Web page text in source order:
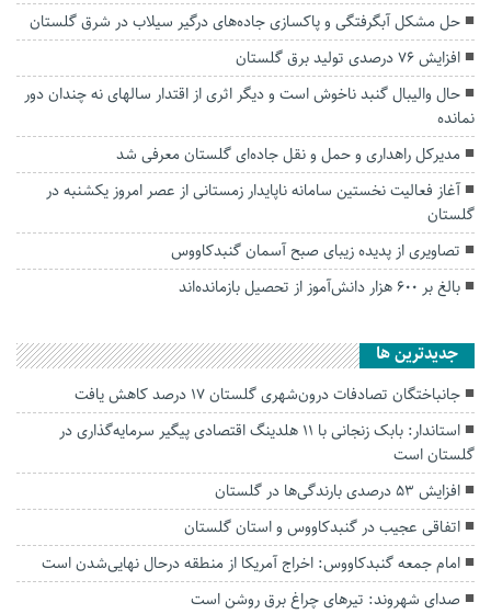
حل مشکل آبگرفتگی و پاکسازی جاده‌های درگیر سیلاب در شرق گلستان
افزایش ۷۶ درصدی تولید برق گلستان
حال والیبال گنبد ناخوش است و دیگر اثری از اقتدار سالهای نه چندان دور
نمانده
مدیرکل راهداری و حمل و نقل جاده‌ای گلستان معرفی شد
آغاز فعالیت نخستین سامانه ناپایدار زمستانی از عصر امروز یکشنبه در
گلستان
تصاویری از پدیده زیبای صبح آسمان گنبدکاووس
بالغ بر ۶۰۰ هزار دانش‌آموز از تحصیل بازمانده‌اند
جديدترين ها
جانباختگان تصادفات درون‌شهری گلستان ۱۷ درصد کاهش یافت
استاندار: بابک زنجانی با ۱۱ هلدینگ اقتصادی پیگیر سرمایه‌گذاری در
گلستان است
افزایش ۵۳ درصدی بارندگی‌ها در گلستان
اتفاقی عجیب در‌ گنبدکاووس و استان گلستان
امام جمعه گنبدکاووس: اخراج آمریکا از منطقه درحال نهایی‌شدن است
صدای شهروند: تیرهای چراغ برق روشن است